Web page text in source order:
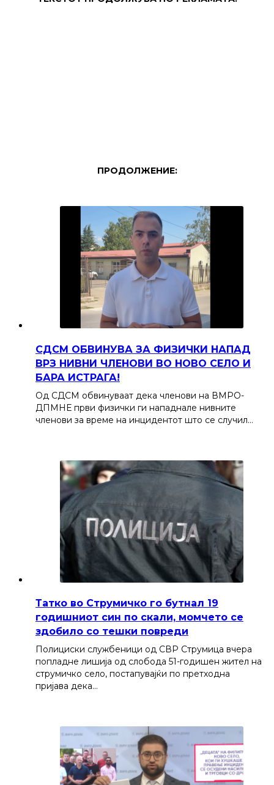
ПРОДОЛЖЕНИЕ:
СДСМ ОБВИНУВА ЗА ФИЗИЧКИ НАПАД
ВРЗ НИВНИ ЧЛЕНОВИ ВО НОВО СЕЛО И
БАРА ИСТРАГА!
Од СДСМ обвинуваат дека членови на ВМРО-
ДПМНЕ први физички ги нападнале нивните
членови за време на инцидентот што се случил…
Татко во Струмичко го бутнал 19
годишниот син по скали, момчето се
здобило со тешки повреди
Полициски службеници од СВР Струмица вчера
попладне лишија од слобода 51-годишен жител на
струмичко село, постапувајќи по претходна
пријава дека…